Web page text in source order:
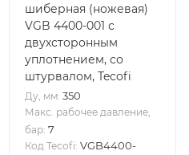
шиберная (ножевая)
VGB 4400-001 с
двухсторонным
уплотнением, со
штурвалом, Tecofi
Ду, мм: 350
Макс. рабочее давление,
бар: 7
Код Tecofi: VGB4400-